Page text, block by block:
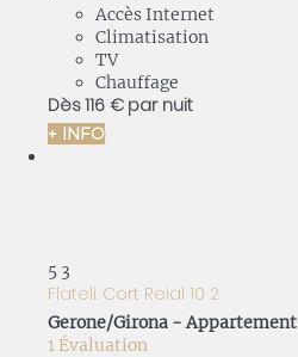
Accès Internet
Climatisation
TV
Chauffage
Dès116 € par nuit
+ INFO
5 3
Flateli. Cort Reial 10 2
Gerone/Girona -Appartement
1 Évaluation